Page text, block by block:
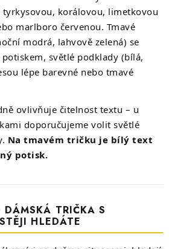
tyrkysovou, korálovou, limetkovou
marlboro červenou. Tmavé
modrá, lahvově zelená) se
světlé podklady (bílá,
lépe barevné nebo tmavé
ovlivňuje čitelnost textu – u
doporučujeme volit světlé
Na tmavém tričku je bílý text
potisk.
TRIČKA S
HLEDÁTE